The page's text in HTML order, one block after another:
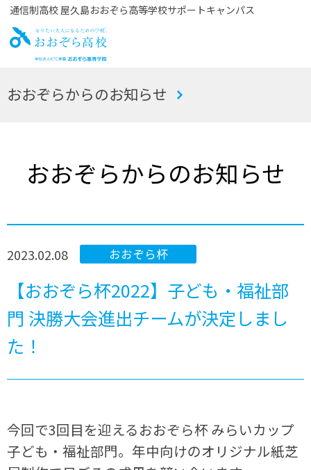
通信制高校 屋久島おおぞら高等学校サポートキャンパス
お
おおぞらからのお知らせ
おおぞらからのお知らせ
2023.02.08 おおぞら杯
【おおぞら杯2022】子ども・福祉部
門 決勝大会進出チームが決定しまし
た！
今回で3回目を迎えるおおぞら杯 みらいカップ
子ども・福祉部門。年中向けのオリジナル紙芝